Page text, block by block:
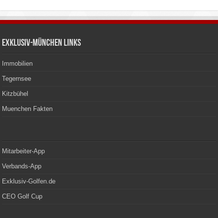
Exklusiv-München Links
Immobilien
Tegernsee
Kitzbühel
Muenchen Fakten
Mitarbeiter-App
Verbands-App
Exklusiv-Golfen.de
CEO Golf Cup